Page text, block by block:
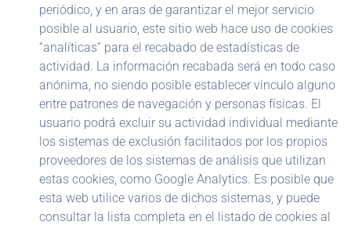
periódico, y en aras de garantizar el mejor servicio
posible al usuario, este sitio web hace uso de cookies
“analíticas” para el recabado de estadísticas de
actividad. La información recabada será en todo caso
anónima, no siendo posible establecer vínculo alguno
entre patrones de navegación y personas físicas. El
usuario podrá excluir su actividad individual mediante
los sistemas de exclusión facilitados por los propios
proveedores de los sistemas de análisis que utilizan
estas cookies, como Google Analytics. Es posible que
esta web utilice varios de dichos sistemas, y puede
consultar la lista completa en el listado de cookies al